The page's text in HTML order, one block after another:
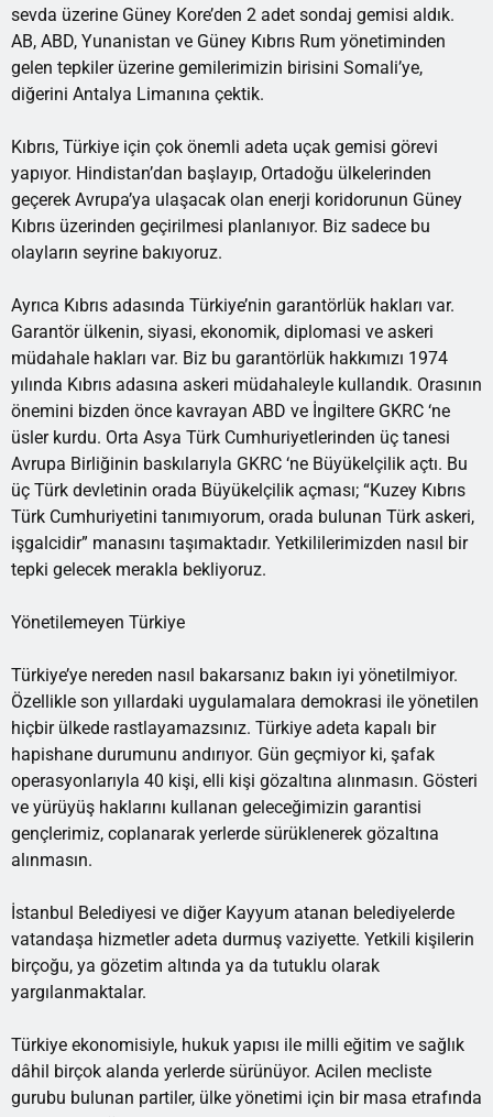
sevda üzerine Güney Kore’den 2 adet sondaj gemisi aldık.
AB, ABD, Yunanistan ve Güney Kıbrıs Rum yönetiminden
gelen tepkiler üzerine gemilerimizin birisini Somali’ye,
diğerini Antalya Limanına çektik.
Kıbrıs, Türkiye için çok önemli adeta uçak gemisi görevi
yapıyor. Hindistan’dan başlayıp, Ortadoğu ülkelerinden
geçerek Avrupa’ya ulaşacak olan enerji koridorunun Güney
Kıbrıs üzerinden geçirilmesi planlanıyor. Biz sadece bu
olayların seyrine bakıyoruz.
Ayrıca Kıbrıs adasında Türkiye’nin garantörlük hakları var.
Garantör ülkenin, siyasi, ekonomik, diplomasi ve askeri
müdahale hakları var. Biz bu garantörlük hakkımızı 1974
yılında Kıbrıs adasına askeri müdahaleyle kullandık. Orasının
önemini bizden önce kavrayan ABD ve İngiltere GKRC ‘ne
üsler kurdu. Orta Asya Türk Cumhuriyetlerinden üç tanesi
Avrupa Birliğinin baskılarıyla GKRC ‘ne Büyükelçilik açtı. Bu
üç Türk devletinin orada Büyükelçilik açması; “Kuzey Kıbrıs
Türk Cumhuriyetini tanımıyorum, orada bulunan Türk askeri,
işgalcidir” manasını taşımaktadır. Yetkililerimizden nasıl bir
tepki gelecek merakla bekliyoruz.
Yönetilemeyen Türkiye
Türkiye’ye nereden nasıl bakarsanız bakın iyi yönetilmiyor.
Özellikle son yıllardaki uygulamalara demokrasi ile yönetilen
hiçbir ülkede rastlayamazsınız. Türkiye adeta kapalı bir
hapishane durumunu andırıyor. Gün geçmiyor ki, şafak
operasyonlarıyla 40 kişi, elli kişi gözaltına alınmasın. Gösteri
ve yürüyüş haklarını kullanan geleceğimizin garantisi
gençlerimiz, coplanarak yerlerde sürüklenerek gözaltına
alınmasın.
İstanbul Belediyesi ve diğer Kayyum atanan belediyelerde
vatandaşa hizmetler adeta durmuş vaziyette. Yetkili kişilerin
birçoğu, ya gözetim altında ya da tutuklu olarak
yargılanmaktalar.
Türkiye ekonomisiyle, hukuk yapısı ile milli eğitim ve sağlık
dâhil birçok alanda yerlerde sürünüyor. Acilen mecliste
gurubu bulunan partiler, ülke yönetimi için bir masa etrafında